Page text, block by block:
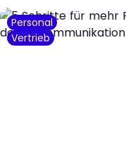
Personal
Vertrieb